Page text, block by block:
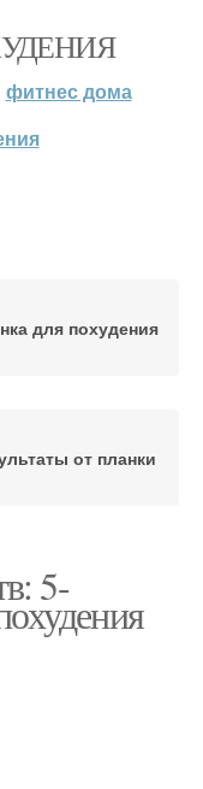
фитнес дома
для похудения
от планки
5-